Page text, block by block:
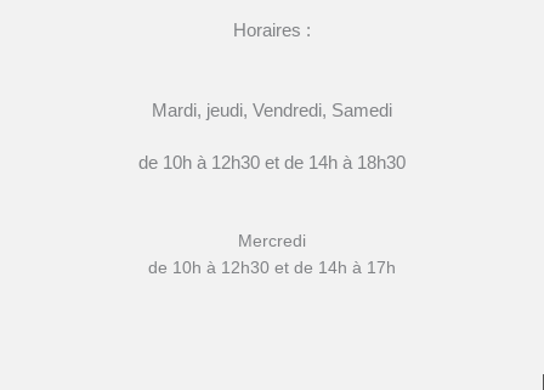
Horaires :
Mardi, jeudi, Vendredi, Samedi
de 10h à 12h30 et de 14h à 18h30
Mercredi
de 10h à 12h30 et de 14h à 17h